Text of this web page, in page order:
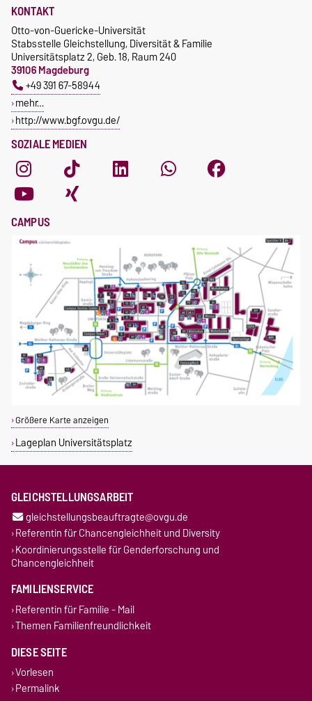
SOZIALE MEDIEN
KONTAKT
Otto-von-Guericke-Universität
Stabsstelle Gleichstellung, Diversität & Familie
Universitätsplatz 2, Geb. 18, Raum 240
39106 Magdeburg
+49 391 67-58944
mehr…
http://www.bgf.ovgu.de/
CAMPUS
Größere Karte anzeigen
Lageplan Universitätsplatz
GLEICHSTELLUNGSARBEIT
gleichstellungsbeauftragte@ovgu.de
Referentin für Chancengleichheit und Diversity
Koordinierungsstelle für Genderforschung und
Chancengleichheit
FAMILIENSERVICE
Referentin für Familie - Mail
Themen Familienfreundlichkeit
DIESE SEITE
Vorlesen
Permalink